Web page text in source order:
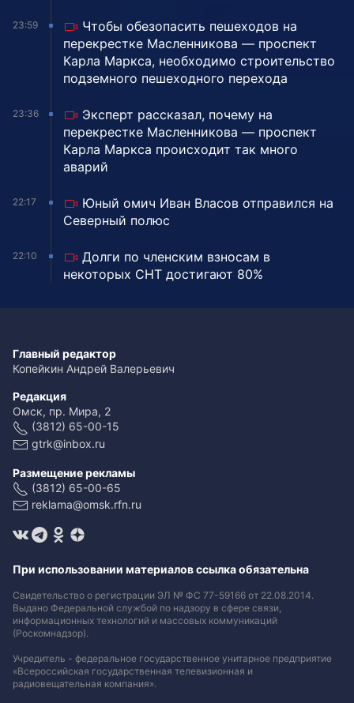
23:59
Чтобы обезопасить пешеходов на
перекрестке Масленникова — проспект
Карла Маркса, необходимо строительство
подземного пешеходного перехода
23:36
Эксперт рассказал, почему на
перекрестке Масленникова — проспект
Карла Маркса происходит так много
аварий
22:17
Юный омич Иван Власов отправился на
Северный полюс
22:10
Долги по членским взносам в
некоторых СНТ достигают 80%
Главный редактор
Копейкин Андрей Валерьевич
Редакция
Омск, пр. Мира, 2
(3812) 65-00-15
gtrk@inbox.ru
Размещение рекламы
(3812) 65-00-65
reklama@omsk.rfn.ru
При использовании материалов ссылка обязательна
Свидетельство о регистрации ЭЛ № ФС 77-59166 от 22.08.2014.
Выдано Федеральной службой по надзору в сфере связи,
информационных технологий и массовых коммуникаций
(Роскомнадзор).
Учредитель - федеральное государственное унитарное предприятие
«Всероссийская государственная телевизионная и
радиовещательная компания».